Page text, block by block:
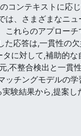
コンテキストに応
、さまざまなニ
これらのアプロー
た応答は,一貫性の
に対して,補助的
,不整合検出と一
ッチングモデルの
験結果から,提案